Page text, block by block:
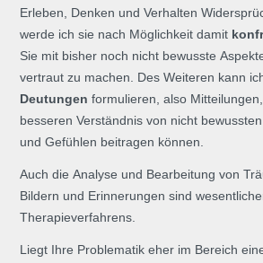
Erleben, Denken und Verhalten
werde ich sie nach Möglichkeit damit
Sie mit bisher noch nicht bewusste
vertraut zu machen. Des Weiteren kann
Deutungen formulieren, also
besseren Verständnis von nicht
und Gefühlen beitragen können.
Auch die Analyse und Bearbeitung von
Bildern und Erinnerungen sind
Therapieverfahrens.
Liegt Ihre Problematik eher im Bereich